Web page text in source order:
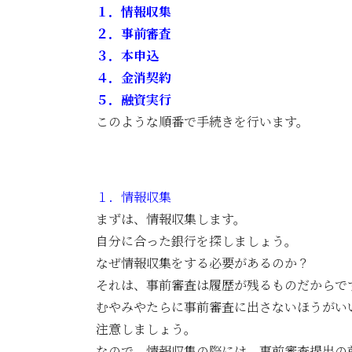
１．情報収集
２．事前審査
３．本申込
４．金消契約
５．融資実行
このような順番で手続きを行います。
１．情報収集
まずは、情報収集します。
自分に合った銀行を探しましょう。
なぜ情報収集をする必要があるのか？
それは、事前審査は履歴が残るものだからで
むやみやたらに事前審査に出さないほうがい
注意しましょう。